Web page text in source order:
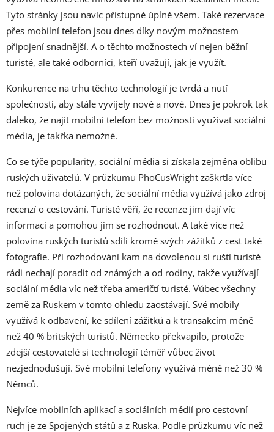
Tyto stránky jsou navíc přístupné úplně všem. Také rezervace
přes mobilní telefon jsou dnes díky novým možnostem
připojení snadnější. A o těchto možnostech ví nejen běžní
turisté, ale také odborníci, kteří uvažují, jak je využít.
Konkurence na trhu těchto technologií je tvrdá a nutí
společnosti, aby stále vyvíjely nové a nové. Dnes je pokrok tak
daleko, že najít mobilní telefon bez možnosti využívat sociální
média, je takřka nemožné.
Co se týče popularity, sociální média si získala zejména oblibu
ruských uživatelů. V průzkumu PhoCusWright zaškrtla více
než polovina dotázaných, že sociální média využívá jako zdroj
recenzí o cestování. Turisté věří, že recenze jim dají víc
informací a pomohou jim se rozhodnout. A také více než
polovina ruských turistů sdílí kromě svých zážitků z cest také
fotografie. Při rozhodování kam na dovolenou si ruští turisté
rádi nechají poradit od známých a od rodiny, takže využívají
sociální média víc než třeba američtí turisté. Vůbec všechny
země za Ruskem v tomto ohledu zaostávají. Své mobily
využívá k odbavení, ke sdílení zážitků a k transakcím méně
než 40 % britských turistů. Německo překvapilo, protože
zdejší cestovatelé si technologií téměř vůbec život
nezjednodušují. Své mobilní telefony využívá méně než 30 %
Němců.
Nejvíce mobilních aplikací a sociálních médií pro cestovní
ruch je ze Spojených států a z Ruska. Podle průzkumu víc než